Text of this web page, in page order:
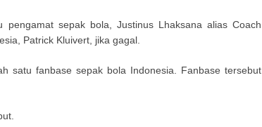
sepak bola, Justinus Lhaksana alias Coach
Patrick Kluivert, jika gagal.
satu fanbase sepak bola Indonesia. Fanbase tersebut